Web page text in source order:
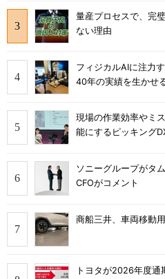
量産プロセスで、完
ない理由
フィジカルAIに注力
40年の実績を生かせ
現場の作業効率やミ
能にするピッキング
ソニーグループがタ
CFOがコメント
商船三井、車両移動
トヨタが2026年度通